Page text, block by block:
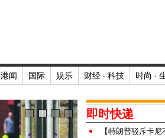
港闻 国际 娱乐 财经 · 科技 时尚 ·
即时快递
【特朗普驳斥卡